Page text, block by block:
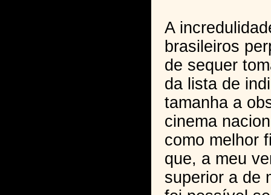
A
brasileiros
de sequer
da lista de
tamanha a
cinema
como melhor
que, a meu
superior a de